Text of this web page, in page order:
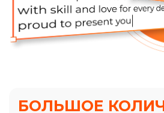
БОЛЬШОЕ